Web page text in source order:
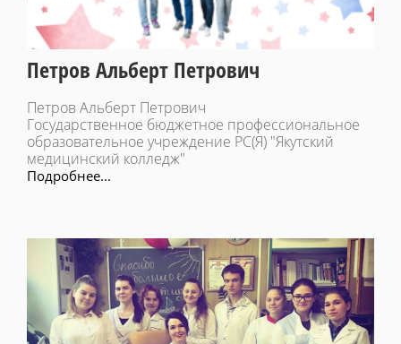
Петров Альберт Петрович
Петров Альберт Петрович
Государственное бюджетное профессиональное
образовательное учреждение РС(Я) "Якутский
медицинский колледж"
Подробнее...